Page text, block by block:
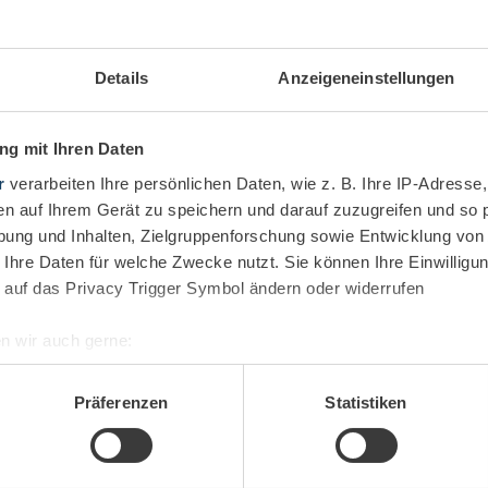
Details Anzeigeneinstellungen
mit Ihren Daten
verarbeiten Ihre persönlichen Daten, wie z. B. Ihre IP-
auf Ihrem Gerät zu speichern und darauf zuzugreifen und so
und Inhalten, Zielgruppenforschung sowie Entwicklung
Daten für welche Zwecke nutzt. Sie können Ihre
das Privacy Trigger Symbol ändern oder widerrufen
wir auch gerne:
geografische Lage erfassen, welche bis auf einige Meter
Scannen nach bestimmten Merkmalen (Fingerprinting)
Ihre persönlichen Daten verarbeitet werden, und legen Sie
Präferenzen Statistiken
Dynamics 365
Priorisierung,
der Shift-Left-
Schilling
von Tickets jeden
wichtig diese richtig zu